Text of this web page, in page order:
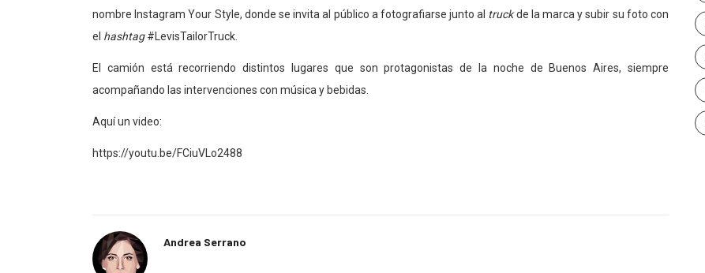
nombre Instagram Your Style, donde se invita al público a fotografiarse junto al truckde la marca y subir su foto con
el hashtag#LevisTailorTruck.
El camión está recorriendo distintos lugares que son protagonistas de la noche de Buenos Aires, siempre
acompañando las intervenciones con música y bebidas.
Aquí un video:
https://youtu.be/FCiuVLo2488
Andrea Serrano